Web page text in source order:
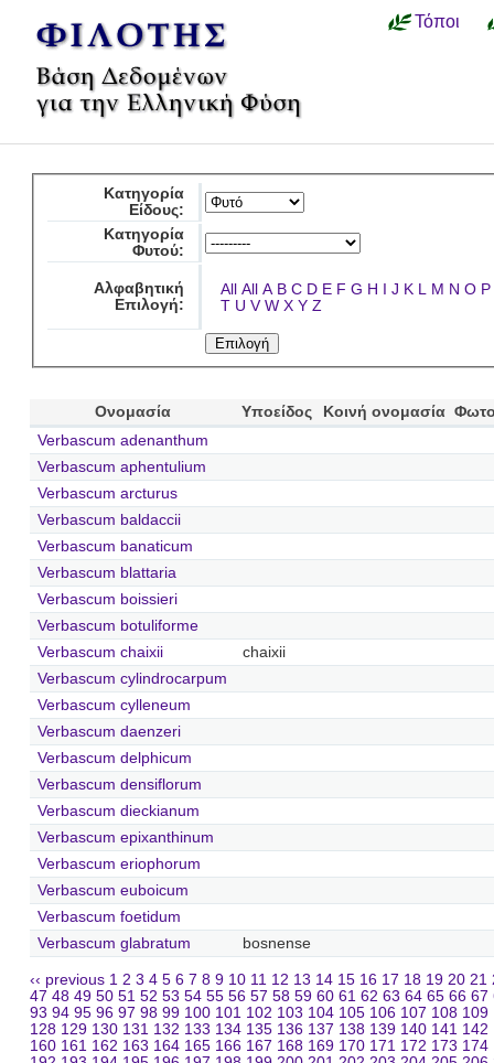
Τόποι
Κατηγορία
Είδους:
Κατηγορία
Φυτού:
Αλφαβητική
Επιλογή:
All All A B C D E F G H I J K L M N O P
T U V W X Y Z
Ονομασία Υποείδος Κοινή ονομασία
Verbascum adenanthum
Verbascum aphentulium
Verbascum arcturus
Verbascum baldaccii
Verbascum banaticum
Verbascum blattaria
Verbascum boissieri
Verbascum botuliforme
Verbascum chaixii
chaixii
Verbascum cylindrocarpum
Verbascum cylleneum
Verbascum daenzeri
Verbascum delphicum
Verbascum densiflorum
Verbascum dieckianum
Verbascum epixanthinum
Verbascum eriophorum
Verbascum euboicum
Verbascum foetidum
Verbascum glabratum
bosnense
‹‹ previous 1 2 3 4 5 6 7 8 9 10 11 12 13 14 15 16 17 18 19 20 21
47 48 49 50 51 52 53 54 55 56 57 58 59 60 61 62 63 64 65 66 67
93 94 95 96 97 98 99 100 101 102 103 104 105 106 107 108 109
128 129 130 131 132 133 134 135 136 137 138 139 140 141 142
160 161 162 163 164 165 166 167 168 169 170 171 172 173 174